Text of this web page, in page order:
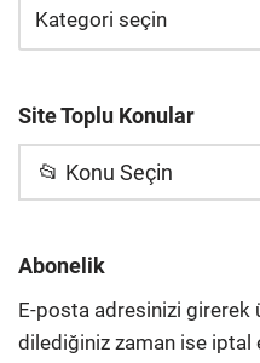
Site Toplu Konular
📂 Konu Seçin
Abonelik
E-posta adresinizi girerek
dilediğiniz zaman ise iptal